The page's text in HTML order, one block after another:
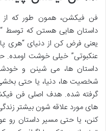
داستان هایی هستن که توسط
یعنی فرض کن از دنیای “هری
عنکبوتی” خیلی خوشت اومده.
داستان ها، می شینن و
شخصیت ها، دنیا، یا حتی بخشی
گرفته شده. هدف اصلی فن
های مورد علاقه شون بیشتر
کنن، یا حتی مسیر داستان